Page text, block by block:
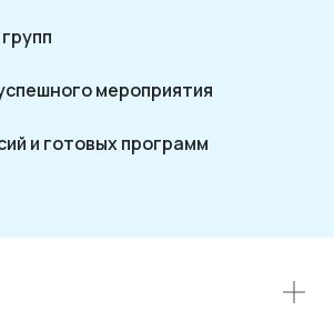
мероприятия
и готовых программ